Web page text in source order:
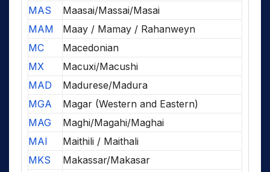
MAS
Maasai/Massai/Masai
MAM
Maay / Mamay / Rahanweyn
MC
Macedonian
MX
Macuxi/Macushi
MAD
Madurese/Madura
MGA
Magar (Western and Eastern)
MAG
Maghi/Magahi/Maghai
MAI
Maithili / Maithali
MKS
Makassar/Makasar